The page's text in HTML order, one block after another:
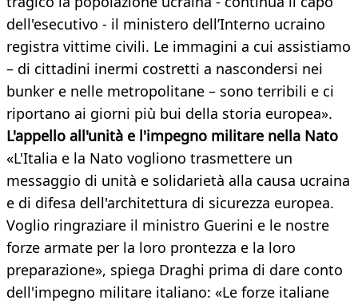
dell'esecutivo - il ministero dell’Interno ucraino
registra vittime civili. Le immagini a cui assistiamo
– di cittadini inermi costretti a nascondersi nei
bunker e nelle metropolitane – sono terribili e ci
riportano ai giorni più bui della storia europea».
L'appello all'unità e l'impegno militare nella Nato
«L'Italia e la Nato vogliono trasmettere un
messaggio di unità e solidarietà alla causa ucraina
e di difesa dell'architettura di sicurezza europea.
Voglio ringraziare il ministro Guerini e le nostre
forze armate per la loro prontezza e la loro
preparazione», spiega Draghi prima di dare conto
dell'impegno militare italiano: «Le forze italiane